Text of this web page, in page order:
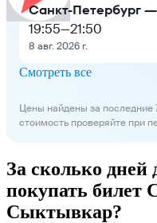
Санкт-Петербург
19:55—21:50
8 авг. 2026 г.
Смотреть все
Цены найдены за последние
стоимость проверяйте при
За сколько дней
покупать билет
Сыктывкар?